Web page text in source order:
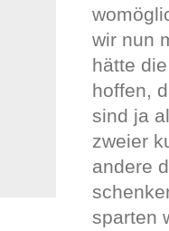
wir nun
hätte
hoffen,
sind ja
zweier
andere
sparten